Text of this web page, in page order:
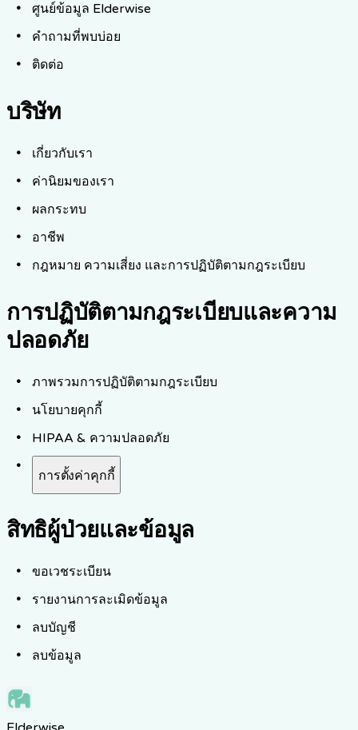
ศูนย์ข้อมูล Elderwise
คำถามที่พบบ่อย
ติดต่อ
บริษัท
เกี่ยวกับเรา
ค่านิยมของเรา
ผลกระทบ
อาชีพ
กฎหมาย ความเสี่ยง และการปฏิบัติตามกฎระเบียบ
การปฏิบัติตามกฎระเบียบและความ
ปลอดภัย
ภาพรวมการปฏิบัติตามกฎระเบียบ
นโยบายคุกกี้
HIPAA & ความปลอดภัย
การตั้งค่าคุกกี้
สิทธิผู้ป่วยและข้อมูล
ขอเวชระเบียน
รายงานการละเมิดข้อมูล
ลบบัญชี
ลบข้อมูล